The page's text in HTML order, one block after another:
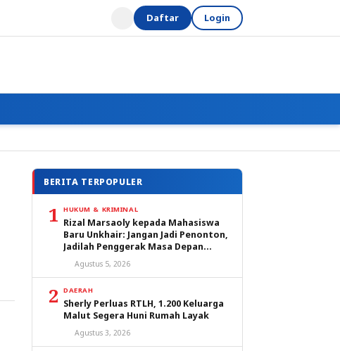
Daftar Login
BERITA TERPOPULER
1 HUKUM & KRIMINAL
Rizal Marsaoly kepada Mahasiswa
Baru Unkhair: Jangan Jadi Penonton,
Jadilah Penggerak Masa Depan
Ternate dan Maluku Utara
Agustus 5, 2026
2 DAERAH
Sherly Perluas RTLH, 1.200 Keluarga
Malut Segera Huni Rumah Layak
Agustus 3, 2026